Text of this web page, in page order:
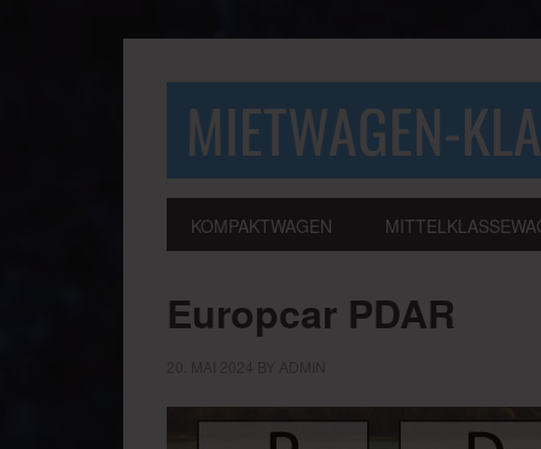
MIETWAGEN-
KOMPAKTWAGEN
Europcar PDAR